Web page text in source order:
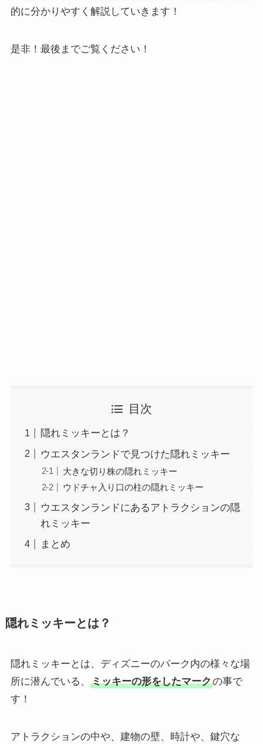
的に分かりやすく解説していきます！
是非！最後までご覧ください！
目次
隠れミッキーとは？
ウエスタンランドで見つけた隠れミッキー
大きな切り株の隠れミッキー
ウドチャ入り口の柱の隠れミッキー
ウエスタンランドにあるアトラクションの隠
れミッキー
まとめ
隠れミッキーとは？
隠れミッキーとは、ディズニーのパーク内の様々な場
所に潜んでいる、
ミッキーの形をしたマークの事で
す！
アトラクションの中や、建物の壁、時計や、鍵穴な